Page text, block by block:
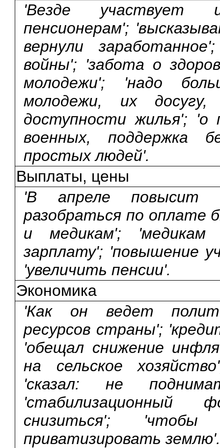
'Везде участвует
пенсионерам';
вернули
войны'; 'забота о
молодежи'; 'надо
молодежи, их
доступности жилья'; 'о
военных, поддержка
простых людей'.
Выплаты, цены
'В апреле повысит
разобраться по оплате
и медикам'; 'медикам
зарплату'; 'повышение
'увеличить пенсии'.
Экономика
'Как он ведет
ресурсов страны';
'обещал снижение
на сельское
'сказал: не
снизиться'; 'чтобы
приватизировать землю'.